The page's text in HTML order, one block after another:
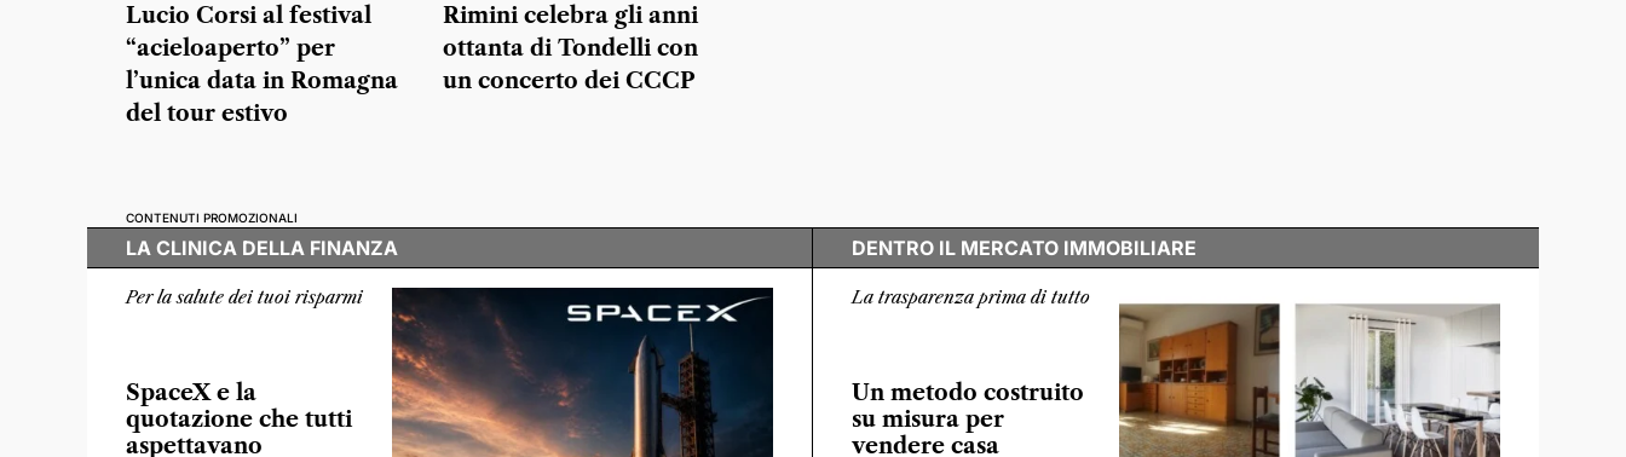
Lucio Corsi al festival
“acieloaperto” per
l’unica data in Romagna
del tour estivo
Rimini celebra gli anni
ottanta di Tondelli con
un concerto dei CCCP
CONTENUTI PROMOZIONALI
LA CLINICA DELLA FINANZA
Per la salute dei tuoi risparmi
SpaceX e la
quotazione che tutti
aspettavano
DENTRO IL MERCATO IMMOBILIARE
La trasparenza prima di tutto
Un metodo costruito
su misura per
vendere casa